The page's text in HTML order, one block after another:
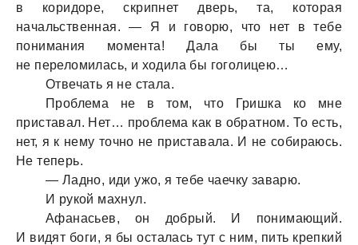
в коридоре, скрипнет дверь, та, которая
начальственная. — Я и говорю, что нет в тебе
понимания момента! Дала бы ты ему,
не переломилась, и ходила бы гоголицею…
Отвечать я не стала.
Проблема не в том, что Гришка ко мне
приставал. Нет… проблема как в обратном. То есть,
нет, я к нему точно не приставала. И не собираюсь.
Не теперь.
— Ладно, иди ужо, я тебе чаечку заварю.
И рукой махнул.
Афанасьев, он добрый. И понимающий.
И видят боги, я бы осталась тут с ним, пить крепкий